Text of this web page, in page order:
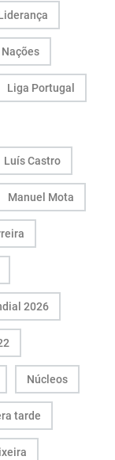
Liga Portugal
Luís Castro
Manuel Mota
2026
Núcleos
tarde